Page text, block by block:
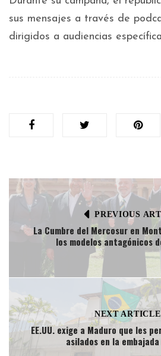
sus mensajes a través de
dirigidos a audiencias
PREVIOUS
La Cumbre del Mercosur en
los modelos antagónicos
NEXT ARTICLE
EE.UU. exige a Maduro que les
asilados en la